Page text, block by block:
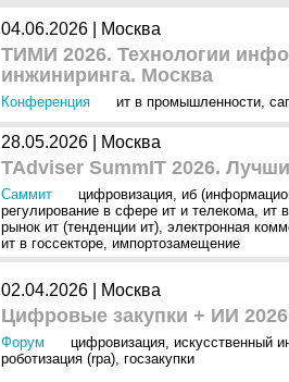
04.06.2026 | Москва
ТИМИ 2026. Технологии
инжиниринга. Москва
Конференция ит в промышленности,
28.05.2026 | Москва
TAdviser SummIT 2026.
Саммит цифровизация, иб
регулирование в сфере ит и телекома, ит
рынок ит (тенденции ит), электронная
ит в госсекторе, импортозамещение
02.04.2026 | Москва
Цифровые закупки + ИИ 2026
Форум цифровизация, искусственный
роботизация (rpa), госзакупки